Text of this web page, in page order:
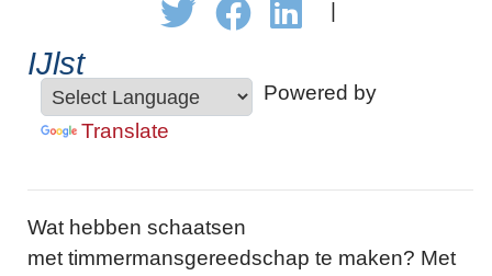
IJlst
Powered by
Translate
Wat hebben schaatsen
met timmermansgereedschap te maken? Met